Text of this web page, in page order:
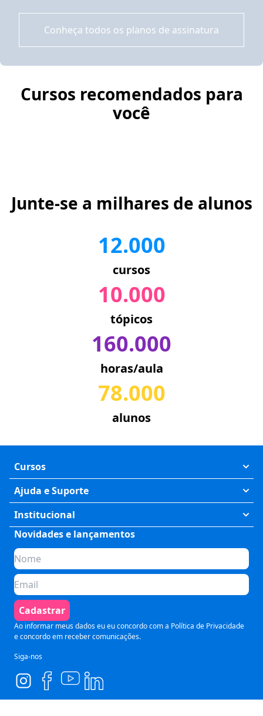
Conheça todos os planos de assinatura
Cursos recomendados para
você
Junte-se a milhares de alunos
12.000
cursos
10.000
tópicos
160.000
horas/aula
78.000
alunos
Cursos
Exatas
Humanas
Saúde
Tecnologia
Preparatórios
Comunicação
Pós Graduação
Ajuda e Suporte
Meus Cursos
Fale Conosco
Perguntas Frequentes
Formas de Pagamento
Política de Cancelamento
Termos de Uso
Segurança e Privacidade
Institucional
Quem somos
Planos de assinatura
Para Empresas
Seja um parceiro
Blog
Novidades e lançamentos
Cadastrar
Ao informar meus dados eu eu concordo com a Política de Privacidade
e concordo em receber comunicações.
Siga-nos